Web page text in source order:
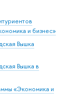
и бизнес»
Вышка
Вышка в
«Экономика и